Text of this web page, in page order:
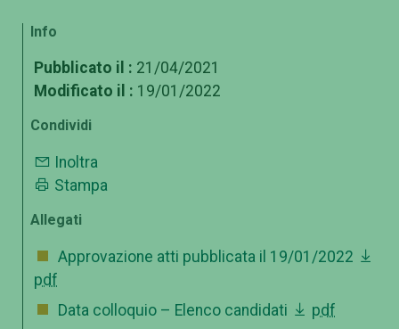
Info
Pubblicato il : 21/04/2021
Modificato il : 19/01/2022
Condividi
Inoltra
Stampa
Allegati
Approvazione atti pubblicata il 19/01/2022
pdf
Data colloquio – Elenco candidati
pdf